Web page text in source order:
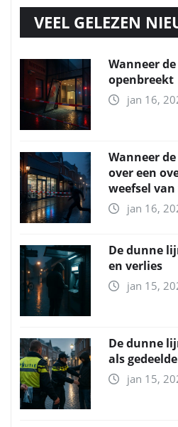
VEEL GELEZEN
Wanneer
openbreekt
jan 16,
Wanneer
over een
weefsel
jan 16,
De dunne
en verlies
jan 15,
De dunne
als
jan 15,